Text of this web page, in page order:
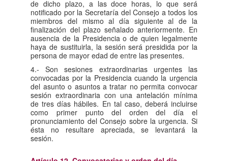
de dicho plazo, a las doce horas, lo que será
notificado por la Secretaría del Consejo a todos los
miembros del mismo al día siguiente al de la
finalización del plazo señalado anteriormente. En
ausencia de la Presidencia o de quien legalmente
haya de sustituirla, la sesión será presidida por la
persona de mayor edad de entre las presentes.
4.- Son sesiones extraordinarias urgentes las
convocadas por la Presidencia cuando la urgencia
del asunto o asuntos a tratar no permita convocar
sesión extraordinaria con una antelación mínima
de tres días hábiles. En tal caso, deberá incluirse
como primer punto del orden del día el
pronunciamiento del Consejo sobre la urgencia. Si
ésta no resultare apreciada, se levantará la
sesión.